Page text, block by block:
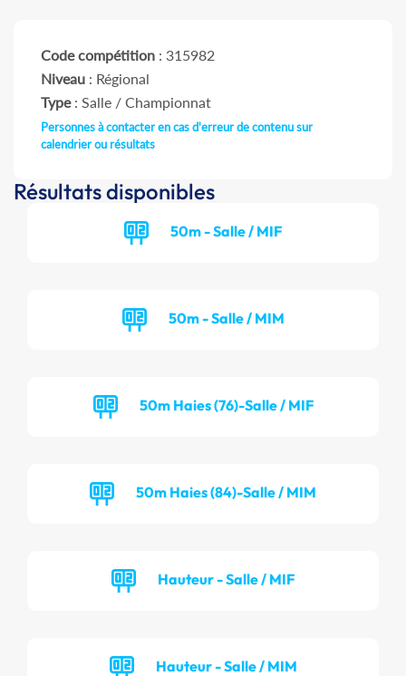
Code compétition : 315982
Niveau : Régional
Type: Salle / Championnat
Personnes à contacter en cas d'erreur de contenu sur
calendrier ou résultats
Résultats disponibles
50m - Salle / MIF
50m - Salle / MIM
50m Haies (76)-Salle / MIF
50m Haies (84)-Salle / MIM
Hauteur - Salle / MIF
Hauteur - Salle / MIM